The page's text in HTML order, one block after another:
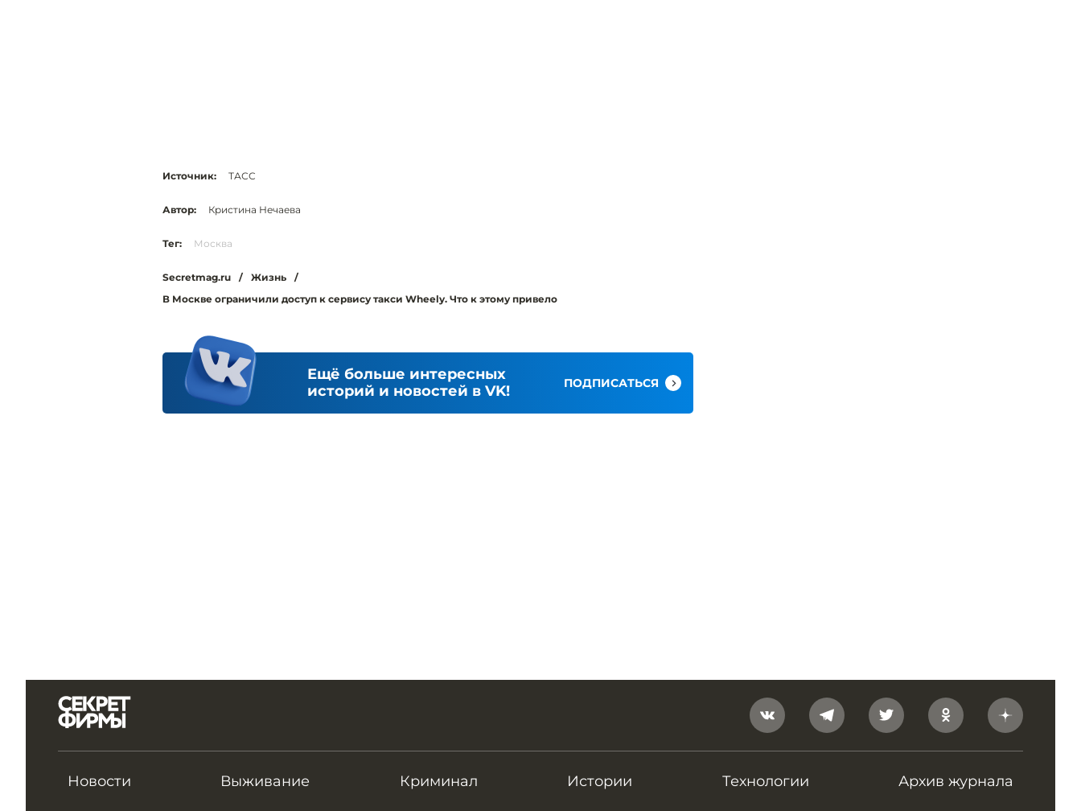
Источник: ТАСС
Автор: Кристина Нечаева
Тег: Москва
Secretmag.ru / Жизнь
/
В Москве ограничили доступ к сервису такси Wheely. Что к этому привело
Ещё больше интересных
историй и новостей в VK!
ПОДПИСАТЬСЯ
Новости Выживание Криминал Истории Технологии Архив журнала